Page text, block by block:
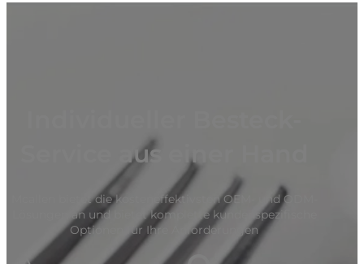
Service aus einer Hand
Mcallen bietet die kosteneffektivsten OEM- und ODM-
Lösungen an und bietet komplette kundenspezifische
Optionen für Ihre Anforderungen